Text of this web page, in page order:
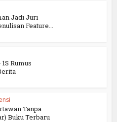
Jadi Juri
Feature...
1S Rumus
Tanpa
Buku Terbaru